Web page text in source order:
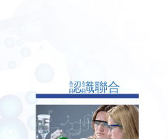
認識聯合